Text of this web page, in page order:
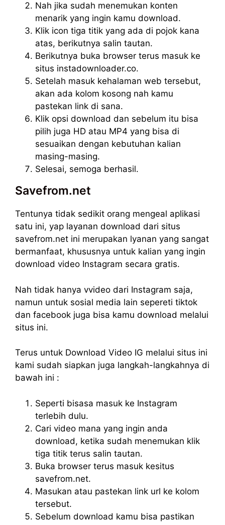
Nah jika sudah menemukan konten
menarik yang ingin kamu download.
Klik icon tiga titik yang ada di pojok kana
atas, berikutnya salin tautan.
Berikutnya buka browser terus masuk ke
situs instadownloader.co.
Setelah masuk kehalaman web tersebut,
akan ada kolom kosong nah kamu
pastekan link di sana.
Klik opsi download dan sebelum itu bisa
pilih juga HD atau MP4 yang bisa di
sesuaikan dengan kebutuhan kalian
masing-masing.
Selesai, semoga berhasil.
Savefrom.net
Tentunya tidak sedikit orang mengeal aplikasi
satu ini, yap layanan download dari situs
savefrom.net ini merupakan lyanan yang sangat
bermanfaat, khususnya untuk kalian yang ingin
download video Instagram secara gratis.
Nah tidak hanya vvideo dari Instagram saja,
namun untuk sosial media lain sepereti tiktok
dan facebook juga bisa kamu download melalui
situs ini.
Terus untuk Download Video IG melalui situs ini
kami sudah siapkan juga langkah-langkahnya di
bawah ini :
Seperti bisasa masuk ke Instagram
terlebih dulu.
Cari video mana yang ingin anda
download, ketika sudah menemukan klik
tiga titik terus salin tautan.
Buka browser terus masuk kesitus
savefrom.net.
Masukan atau pastekan link url ke kolom
tersebut.
Sebelum download kamu bisa pastikan